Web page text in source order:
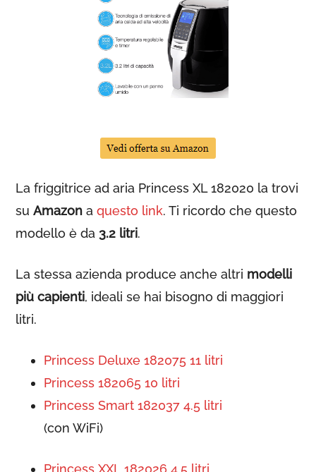
La friggitrice ad aria Princess XL 182020 la trovi
suAmazon aquesto link. Ti ricordo che questo
modello è da 3.2 litri.
La stessa azienda produce anche altri modelli
più capienti, ideali se hai bisogno di maggiori
litri.
Princess Deluxe 182075 11 litri
Princess 182065 10 litri
Princess Smart 182037 4.5 litri
(con WiFi)
Princess XXL 182026 4.5 litri